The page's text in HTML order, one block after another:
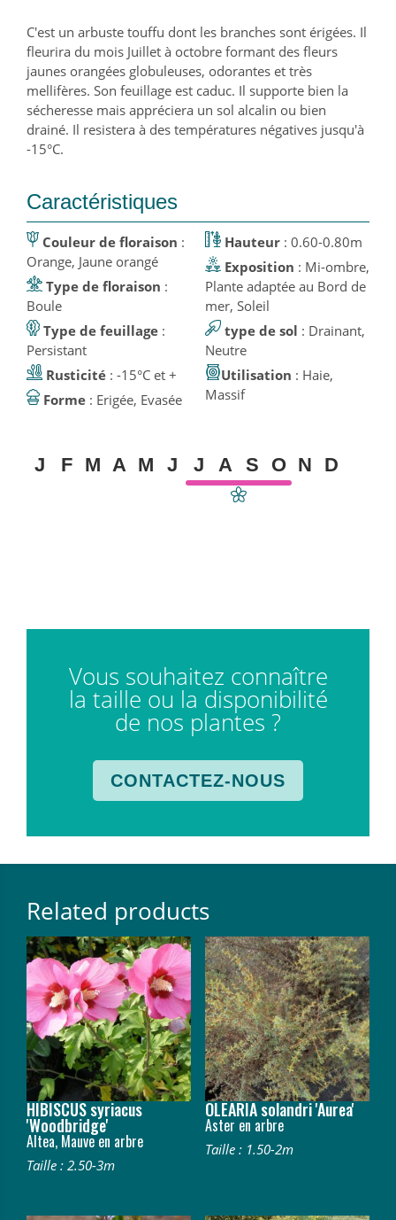
C'est un arbuste touffu dont les branches sont érigées. Il
fleurira du mois Juillet à octobre formant des fleurs
jaunes orangées globuleuses, odorantes et très
mellifères. Son feuillage est caduc. Il supporte bien la
sécheresse mais appréciera un sol alcalin ou bien
drainé. Il resistera à des températures négatives jusqu'à
-15°C.
Caractéristiques
Couleur de floraison :
Orange, Jaune orangé
Type de floraison :
Boule
Type de feuillage :
Persistant
Rusticité : -15°C et +
Forme
: Erigée, Evasée
Hauteur: 0.60-0.80m
Exposition : Mi-ombre,
Plante adaptée au Bord de
mer, Soleil
type de sol : Drainant,
Neutre
Utilisation : Haie,
Massif
J F M A M J J A S O N D
Vous souhaitez connaître
la taille ou la disponibilité
de nos plantes ?
CONTACTEZ-NOUS
Related products
HIBISCUS syriacus
'Woodbridge'
Altea, Mauve en arbre
Taille : 2.50-3m
OLEARIA solandri 'Aurea'
Aster en arbre
Taille : 1.50-2m